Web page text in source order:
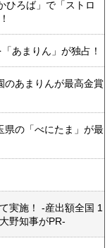
ひろば」で「ストロ
あまりん」が独占！
のあまりんが最高金賞
県の「べにたま」が最
実施！ -産出額全国 1
野知事がPR-